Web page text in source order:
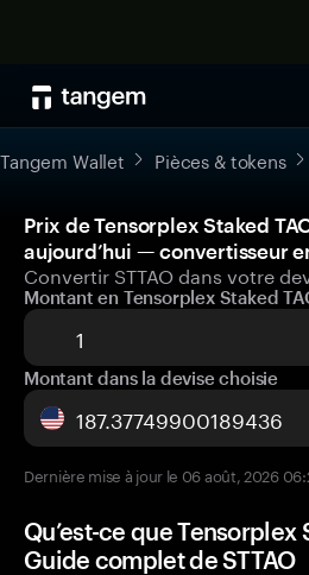
Tangem Wallet Pièces & tokens
Prix de Tensorplex Staked
aujourd’hui — convertisseur
Convertir STTAO dans votre
Montant en Tensorplex Staked
Montant dans la devise choisie
Dernière mise à jour le 06 août, 2026
Qu’est-ce que Tensorplex
Guide complet de STTAO